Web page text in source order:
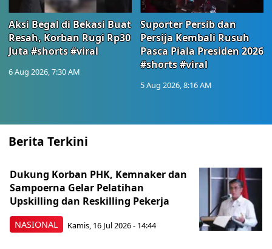
Aksi Begal di Bekasi Buat
Resah, Korban Rugi Rp30
Juta #shorts #viral
6 Aug 2026, 7:30 AM
Suporter Persib dan
Persija Kembali Rusuh
Pasca Piala Presiden 2026
#shorts #viral
5 Aug 2026, 8:16 AM
Berita Terkini
NASIONAL
Dukung Korban PHK, Kemnaker dan
Sampoerna Gelar Pelatihan
Upskilling dan Reskilling Pekerja
Kamis, 16 Jul 2026 - 14:44